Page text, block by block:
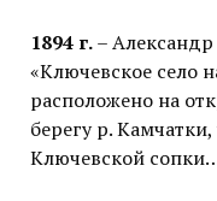
1894 г.–
«Ключевское село
расположено на
берегу р.
Ключевской